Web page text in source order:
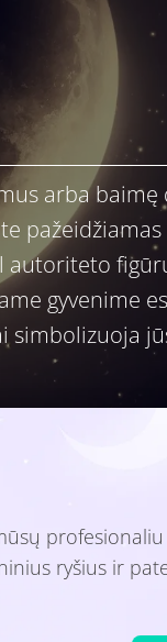
arba
autoriteto
gyvenime
simbolizuoja
ryšius ir